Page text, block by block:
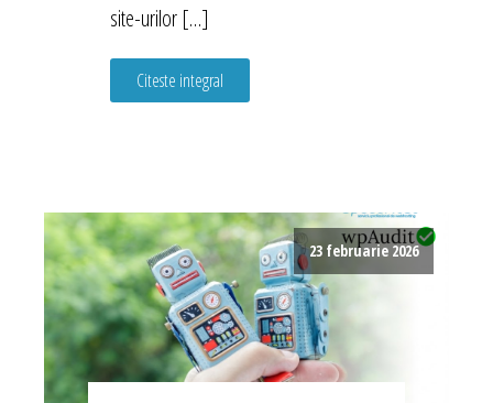
site-urilor […]
Citeste integral
23 februarie 2026